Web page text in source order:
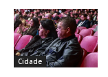
Cidade